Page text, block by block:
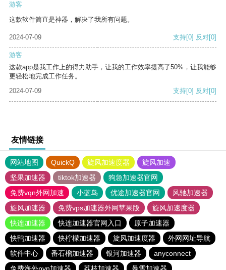
游客
这款软件简直是神器，解决了我所有问题。
2024-07-09 支持[0] 反对[0]
游客
这款app是我工作上的得力助手，让我的工作效率提高了50%，让我能够
更轻松地完成工作任务。
2024-07-09
支持[0] 反对[0]
友情链接
网站地图 QuickQ 旋风加速度器
旋风加速
坚果加速器
tiktok加速器
狗急加速器官网
免费vqn外网加速
小蓝鸟 优途加速器官网
风驰加速器
旋风加速器
免费vps加速器外网苹果版
旋风加速度器
快连加速器
快连加速器官网入口
原子加速器
快鸭加速器
快柠檬加速器 旋风加速度器
外网网址导航
软件中心
番石榴加速器 银河加速器
anyconnect